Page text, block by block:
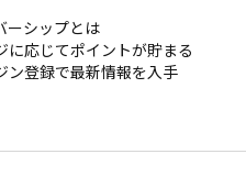
ーシップとは
に応じてポイントが貯まる
ン登録で最新情報を入手